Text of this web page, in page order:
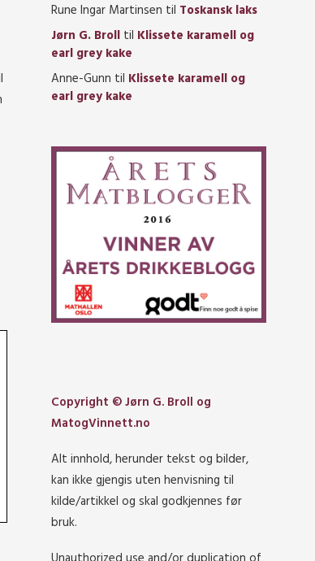
Rune Ingar Martinsen til Toskansk laks
Jørn G. Broll til Klissete karamell og
earl grey kake
Anne-Gunn til Klissete karamell og
earl grey kake
Copyright © Jørn G. Broll og
MatogVinnett.no
Alt innhold, herunder tekst og bilder,
kan ikke gjengis uten henvisning til
kilde/artikkel og skal godkjennes før
bruk.